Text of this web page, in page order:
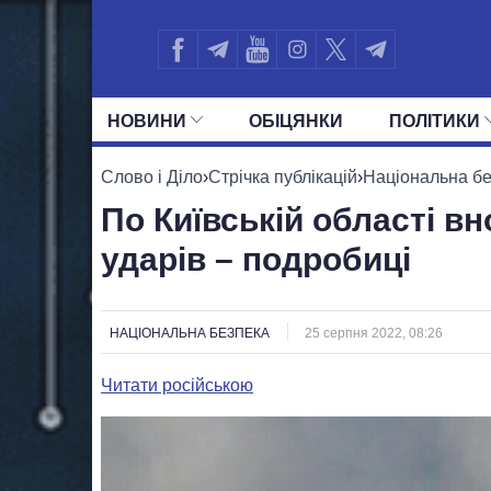
НОВИНИ ОБIЦЯНКИ ПОЛIТИКИ
УСІ ПОЛІТИКИ ПРЕЗИДЕНТ І
Слово і Діло›Стрічка публікацій›Національна
По Київській області
ударів – подробиці
НАЦІОНАЛЬНА БЕЗПЕКА 25 серпня 2022, 08:26
Читати російською